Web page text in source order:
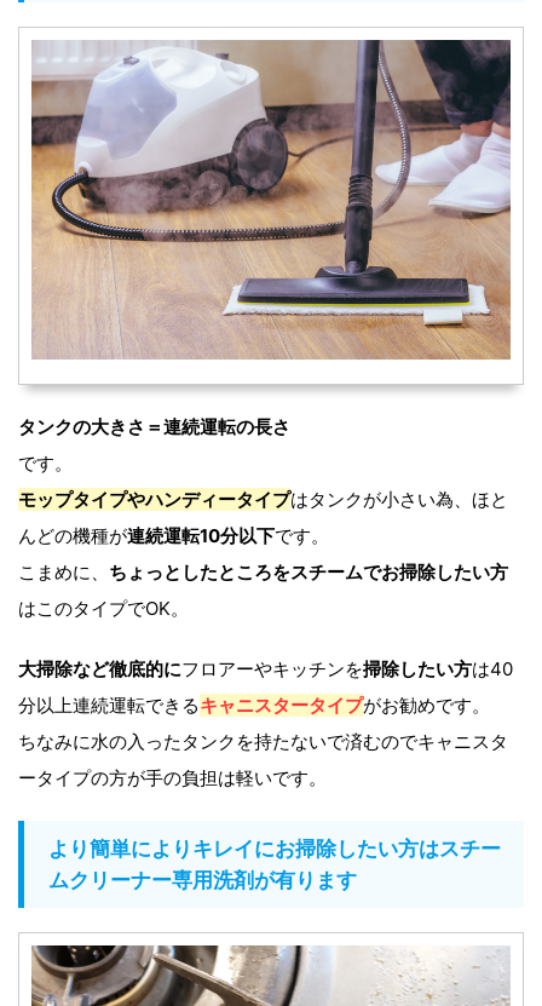
タンクの大きさ＝連続運転の長さ
です。
モップタイプやハンディータイプはタンクが小さい為、ほと
んどの機種が連続運転10分以下です。
こまめに、 ちょっとしたところをスチームでお掃除したい方
はこのタイプでOK。
大掃除など徹底的にフロアーやキッチンを掃除したい方は40
分以上連続運転できるキャニスタータイプがお勧めです。
ちなみに水の入ったタンクを持たないで済むのでキャニスタ
ータイプの方が手の負担は軽いです。
より簡単によりキレイにお掃除したい方はスチー
ムクリーナー専用洗剤が有ります